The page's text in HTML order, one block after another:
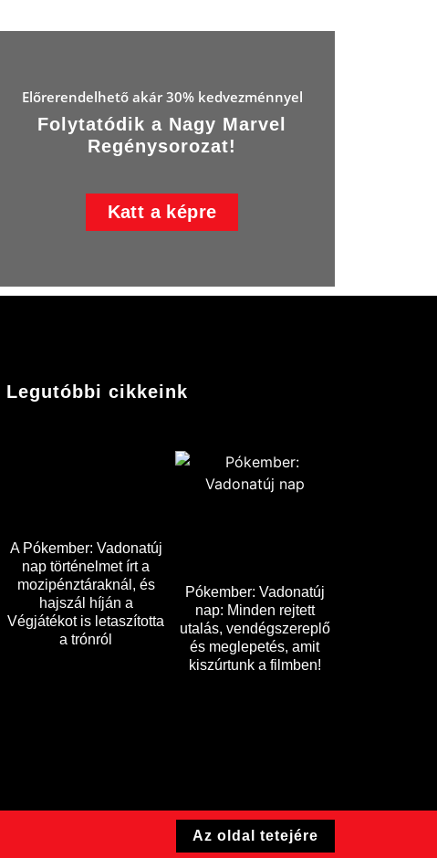
Előrerendelhető akár 30% kedvezménnyel
Folytatódik a Nagy Marvel
Regénysorozat!
Katt a képre
Legutóbbi cikkeink
A Pókember: Vadonatúj
nap történelmet írt a
mozipénztáraknál, és
hajszál híján a
Végjátékot is letaszította
a trónról
Pókember: Vadonatúj
nap: Minden rejtett
utalás, vendégszereplő
és meglepetés, amit
kiszúrtunk a filmben!
Az oldal tetejére